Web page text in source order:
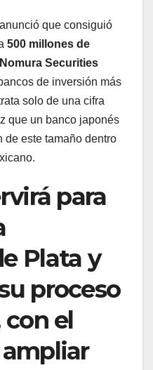
que consiguió
500 millones de
Nomura Securities
de inversión más
solo de una cifra
que un banco japonés
de este tamaño dentro
para
Plata y
proceso
el